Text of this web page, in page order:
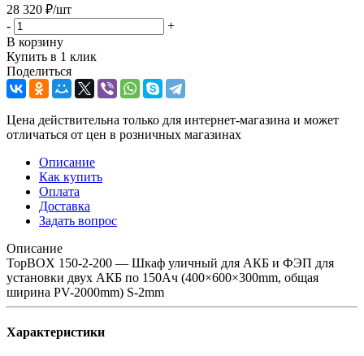
28 320 ₽/шт
-
+
В корзину
Купить в 1 клик
Поделиться
Цена действительна только для интернет-магазина и может
отличаться от цен в розничных магазинах
Описание
Как купить
Оплата
Доставка
Задать вопрос
Описание
TopBOX 150-2-200 — Шкаф уличный для АКБ и ФЭП для
установки двух АКБ по 150Ач (400×600×300mm, общая
ширина PV-2000mm) S-2mm
Характеристики